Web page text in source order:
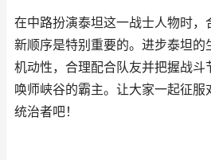
在中路扮演泰坦这一战士人物时，
新顺序是特别重要的。进步泰坦的
机动性，合理配合队友并把握战斗
唤师峡谷的霸主。让大家一起征服
统治者吧！